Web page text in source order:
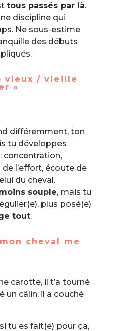
tous passés par là.
discipline qui
Ne sous-estime
des débuts
vieux / vieille
»
différemment, ton
tu développes
concentration,
l’effort, écoute de
du cheval.
souple, mais tu
plus posé(e)
tout.
cheval me
carotte, il t’a tourné
un câlin, il a couché
tu es fait(e) pour ça,